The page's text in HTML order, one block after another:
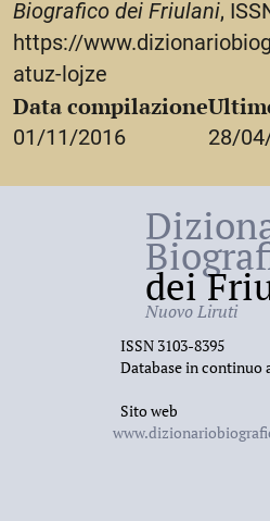
finalizzati alla catechesi
profana in cui si cimentò
popolari. Nelle composizioni
maggiori attenzioni, egli riuscì
ceciliani con la freschezza
popolare. Testimonianza,
propria musica e della sua
Biografico dei Friulani,
https://
atuz-lojze
Data compilazione
01/11/2016 28/
dei
Nuovo Liruti
ISSN 3103-8395
Database in continuo
Sito web